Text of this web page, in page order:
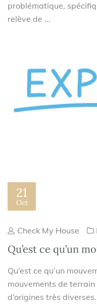
problématique,
relève de ...
21
Oct
Check My House
Qu’est ce qu’un
Qu’est ce qu’un
mouvements de
d’origines très